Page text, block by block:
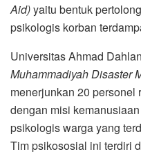
Aid)yaitu bentuk
psikologis korban
Universitas Ahmad
Muhammadiyah Disaster
menerjunkan 20
dengan misi
psikologis warga yang
Tim psikososial ini terdiri